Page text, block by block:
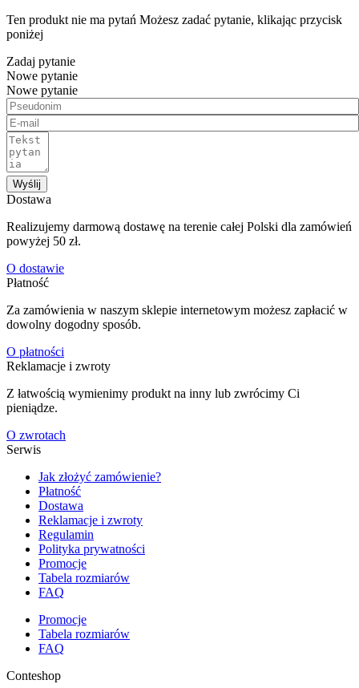
Ten produkt nie ma pytań Możesz zadać pytanie, klikając przycisk
poniżej
Zadaj pytanie
Nowe pytanie
Nowe pytanie
Wyślij
Dostawa
Realizujemy darmową dostawę na terenie całej Polski dla zamówień
powyżej 50 zł.
O dostawie
Płatność
Za zamówienia w naszym sklepie internetowym możesz zapłacić w
dowolny dogodny sposób.
O płatności
Reklamacje i zwroty
Z łatwością wymienimy produkt na inny lub zwrócimy Ci
pieniądze.
O zwrotach
Serwis
Jak złożyć zamówienie?
Płatność
Dostawa
Reklamacje i zwroty
Regulamin
Polityka prywatności
Promocje
Tabela rozmiarów
FAQ
Promocje
Tabela rozmiarów
FAQ
Conteshop